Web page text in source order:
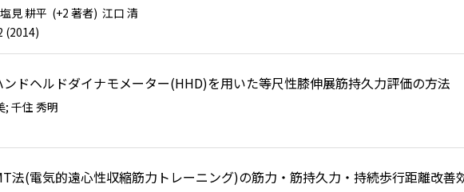
見 耕平 (+2 著者) 江口 清
(2014)
ドヘルドダイナモメーター(HHD)を用いた等尺性膝伸展筋持久力評価の方法
; 千住 秀明
法(電気的遠心性収縮筋力トレーニング)の筋力・筋持久力・持続歩行距離改善